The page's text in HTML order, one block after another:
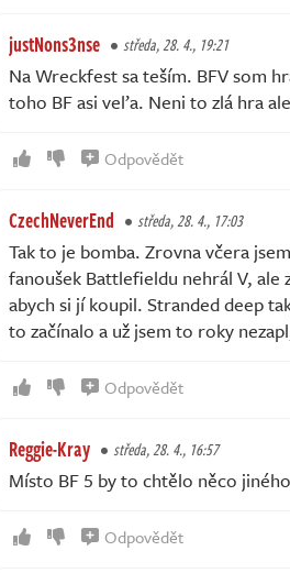
justNons3nse středa, 28. 4., 19:21
Na Wreckfest sa teším. BFV som
toho BF asi veľa. Neni to zlá hra
Odpovědět
CzechNeverEnd středa, 28. 4., 17:03
Tak to je bomba. Zrovna včera
fanoušek Battlefieldu nehrál V,
abych si jí koupil. Stranded deep
to začínalo a už jsem to roky
Odpovědět
Reggie-Kray středa, 28. 4., 16:57
Místo BF 5 by to chtělo něco
Odpovědět